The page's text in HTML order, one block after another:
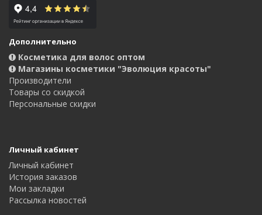
Дополнительно
Косметика для волос оптом
Магазины косметики "Эволюция красоты"
Производители
Товары со скидкой
Персональные скидки
Личный кабинет
Личный кабинет
История заказов
Мои закладки
Рассылка новостей